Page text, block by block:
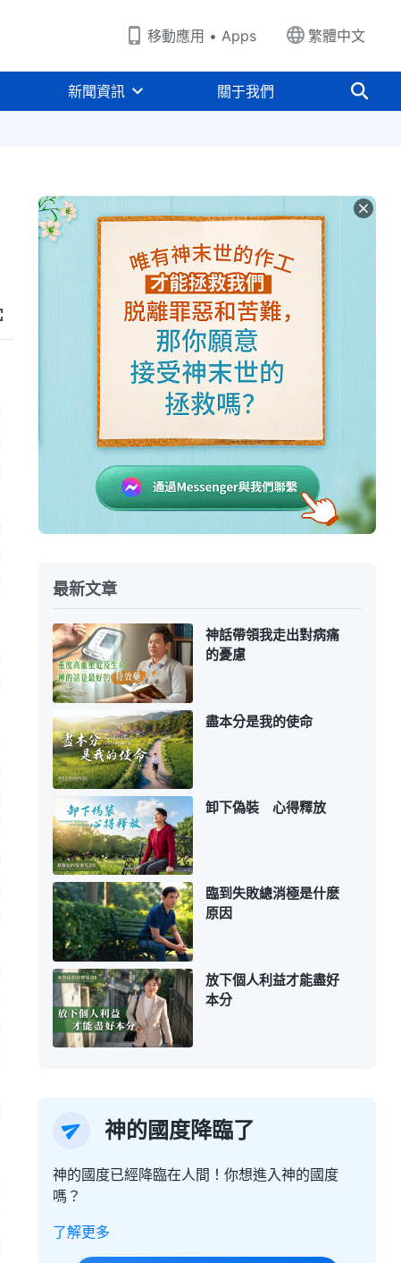
移動應用 • Apps 繁體中文
新聞資訊 關于我們
最新文章
神話帶領我走出對病痛
的憂慮
盡本分是我的使命
卸下偽裝 心得釋放
臨到失敗總消極是什麽
原因
放下個人利益才能盡好
本分
神的國度降臨了
神的國度已經降臨在人間！你想進入神的國度
嗎？
了解更多